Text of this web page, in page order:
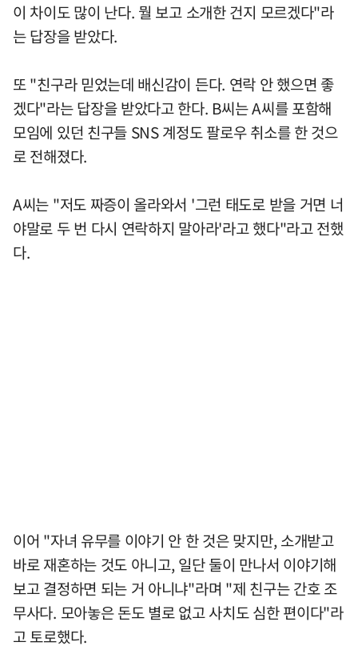
이 차이도 많이 난다. 뭘 보고 소개한 건지 모르겠다"라
는 답장을 받았다.
또 "친구라 믿었는데 배신감이 든다. 연락 안 했으면 좋
겠다"라는 답장을 받았다고 한다. B씨는 A씨를 포함해
모임에 있던 친구들 SNS 계정도 팔로우 취소를 한 것으
로 전해졌다.
A씨는 "저도 짜증이 올라와서 '그런 태도로 받을 거면 너
야말로 두 번 다시 연락하지 말아라'라고 했다"라고 전했
다.
이어 "자녀 유무를 이야기 안 한 것은 맞지만, 소개받고
바로 재혼하는 것도 아니고, 일단 둘이 만나서 이야기해
보고 결정하면 되는 거 아니냐"라며 "제 친구는 간호 조
무사다. 모아놓은 돈도 별로 없고 사치도 심한 편이다"라
고 토로했다.